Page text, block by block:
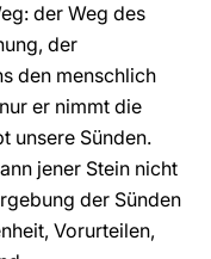
der Weg des
der
den menschlich
er nimmt die
unsere Sünden.
jener Stein nicht
der Sünden
Vorurteilen,